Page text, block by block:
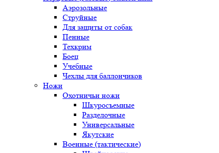
Аэрозольные
Струйные
Для защиты от собак
Пенные
Техкрим
Боец
Учебные
Чехлы для баллончиков
Ножи
Охотничьи ножи
Шкуросъемные
Разделочные
Универсальные
Якутские
Военные (тактические)